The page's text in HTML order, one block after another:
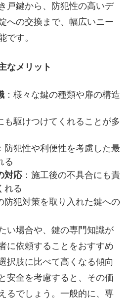
戸鍵から、防犯性の高いデ
への交換まで、幅広いニー
です。
なメリット
：様々な鍵の種類や扉の構造
も駆けつけてくれることが多
：防犯性や利便性を考慮した最
る
対応：施工後の不具合にも責
れる
防犯対策を取り入れた鍵への
い場合や、鍵の専門知識が
に依頼することをおすすめ
択肢に比べて高くなる傾向
安全を考慮すると、その価
るでしょう。一般的に、専